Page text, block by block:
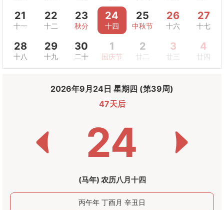
21
十一
22
十二
23
秋分
24
十四
25
中秋节
26
十六
27
十七
28
十八
29
十九
30
二十
1
国庆节
2 3 4
廿四
2026年9月24日 星期四 (第39周)
47天后
24
(马年) 农历八月十四
丙午年 丁酉月 辛丑日